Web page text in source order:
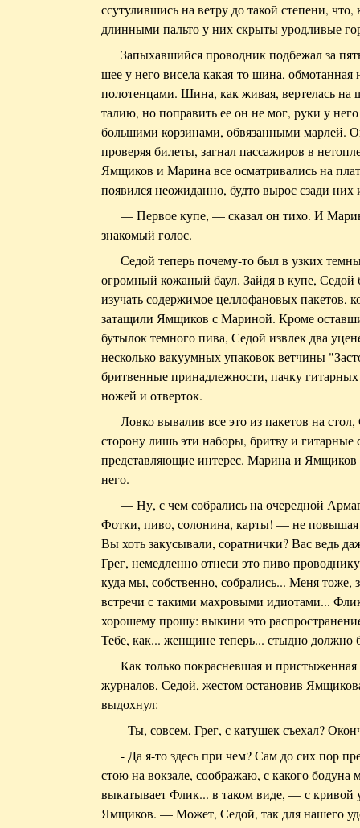
ссутулившись на ветру до такой степени,
длинными пальто у них скрыты уродливые
Запыхавшийся проводник подбежал за
шее у него висела какая-то шина,
полотенцами. Шина, как живая, вертелась на
талию, но поправить ее он не мог, руки у
большими корзинами, обвязанными марлей.
проверяя билеты, загнал пассажиров в
Ямщиков и Марина все осматривались на
появился неожиданно, будто вырос сзади них
— Первое купе, — сказал он тихо. И
знакомый голос.
Седой теперь почему-то был в узких
огромный кожаный баул. Зайдя в купе, Седой
изучать содержимое целлофановых пакетов,
затащили Ямщиков с Мариной. Кроме
бутылок темного пива, Седой извлек два
несколько вакуумных упаковок ветчины
бритвенные принадлежности, пачку
ножей и отверток.
Ловко вывалив все это из пакетов на
сторону лишь эти наборы, бритву и
представляющие интерес. Марина и Ямщиков
него.
— Ну, с чем собрались на очередной
Фотки, пиво, солонина, карты! — не
Вы хоть закусывали, соратнички? Вас ведь
Грег, немедленно отнеси это пиво
куда мы, собственно, собрались... Меня тоже,
встречи с такими махровыми идиотами...
хорошему прошу: выкини это
Тебе, как... женщине теперь... стыдно должно
Как только покрасневшая и
журналов, Седой, жестом остановив
выдохнул:
- Ты, совсем, Грег, с катушек съехал?
- Да я-то здесь при чем? Сам до сих пор
стою на вокзале, соображаю, с какого бодуна
выкатывает Флик... в таком виде, — с кривой
Ямщиков. — Может, Седой, так для нашего